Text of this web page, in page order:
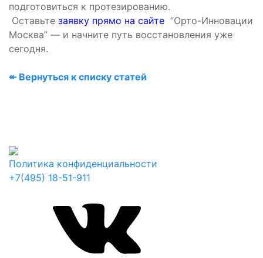
подготовиться к протезированию.
Оставьте заявку прямо на сайте “Орто-Инновации
Москва” — и начните путь восстановления уже
сегодня.
↞ Вернуться к списку статей
Политика конфиденциальности
+7(495) 18-51-911